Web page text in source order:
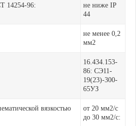
14254-96:
не ниже IP
44
не менее 0,2
мм2
16.434.153-
86: СЭ11-
19(23)-300-
65УЗ
вязкостью
от 20 мм2/с
до 30 мм2/с: